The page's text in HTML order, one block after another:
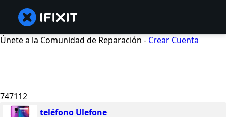
Únete a la Comunidad de Reparación - Crear Cuenta
747112
teléfono Ulefone